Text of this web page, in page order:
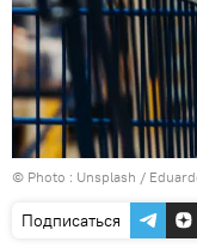
© Photo : Unsplash /
Подписаться